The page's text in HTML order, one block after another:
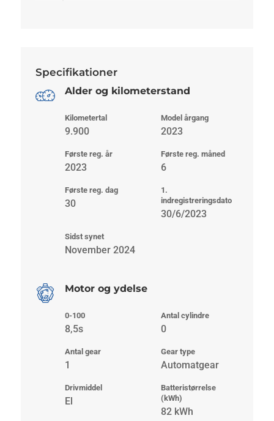
Specifikationer
Alder og kilometerstand
Kilometertal
9.900
Model årgang
2023
Første reg. år
2023
Første reg. måned
6
Første reg. dag
30
1.
indregistreringsdato
30/6/2023
Sidst synet
November 2024
Motor og ydelse
0-100
8,5s
Antal cylindre
0
Antal gear
1
Gear type
Automatgear
Drivmiddel
El
Batteristørrelse
(kWh)
82 kWh